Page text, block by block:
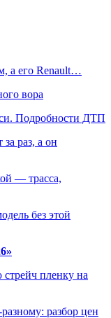
а его Renault…
вора
Подробности ДТП
раз, а он
— трасса,
без этой
стрейч пленку на
разбор цен